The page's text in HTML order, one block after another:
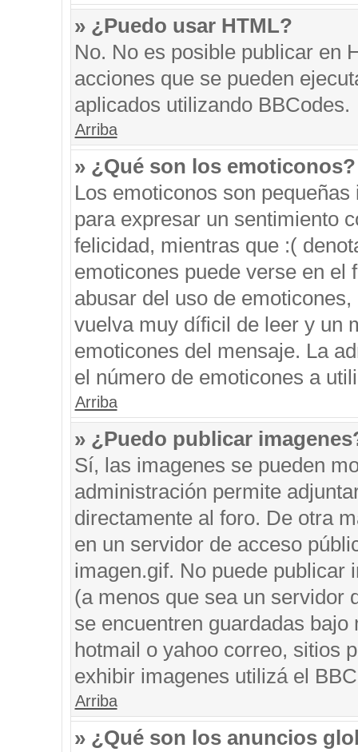
» ¿Puedo usar HTML?
No. No es posible publicar en
acciones que se pueden
aplicados utilizando BBCodes.
Arriba
» ¿Qué son los emoticonos?
Los emoticonos son
para expresar un sentimiento
felicidad, mientras que :(
emoticones puede verse en el
abusar del uso de
vuelva muy díficil de leer y un
emoticones del mensaje. La
el número de emoticones a
Arriba
» ¿Puedo publicar
Sí, las imagenes se pueden
administración permite
directamente al foro. De otra
en un servidor de acceso
imagen.gif. No puede publicar
(a menos que sea un servidor
se encuentren guardadas
hotmail o yahoo correo, sitios
exhibir imagenes utilizá el
Arriba
» ¿Qué son los anuncios